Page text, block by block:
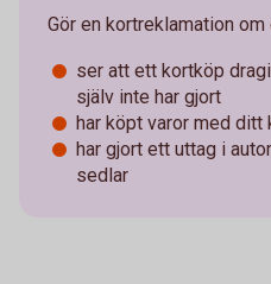
Gör en kortreklamation
ser att ett kortköp
själv inte har gjort
har köpt varor med
har gjort ett uttag i
sedlar